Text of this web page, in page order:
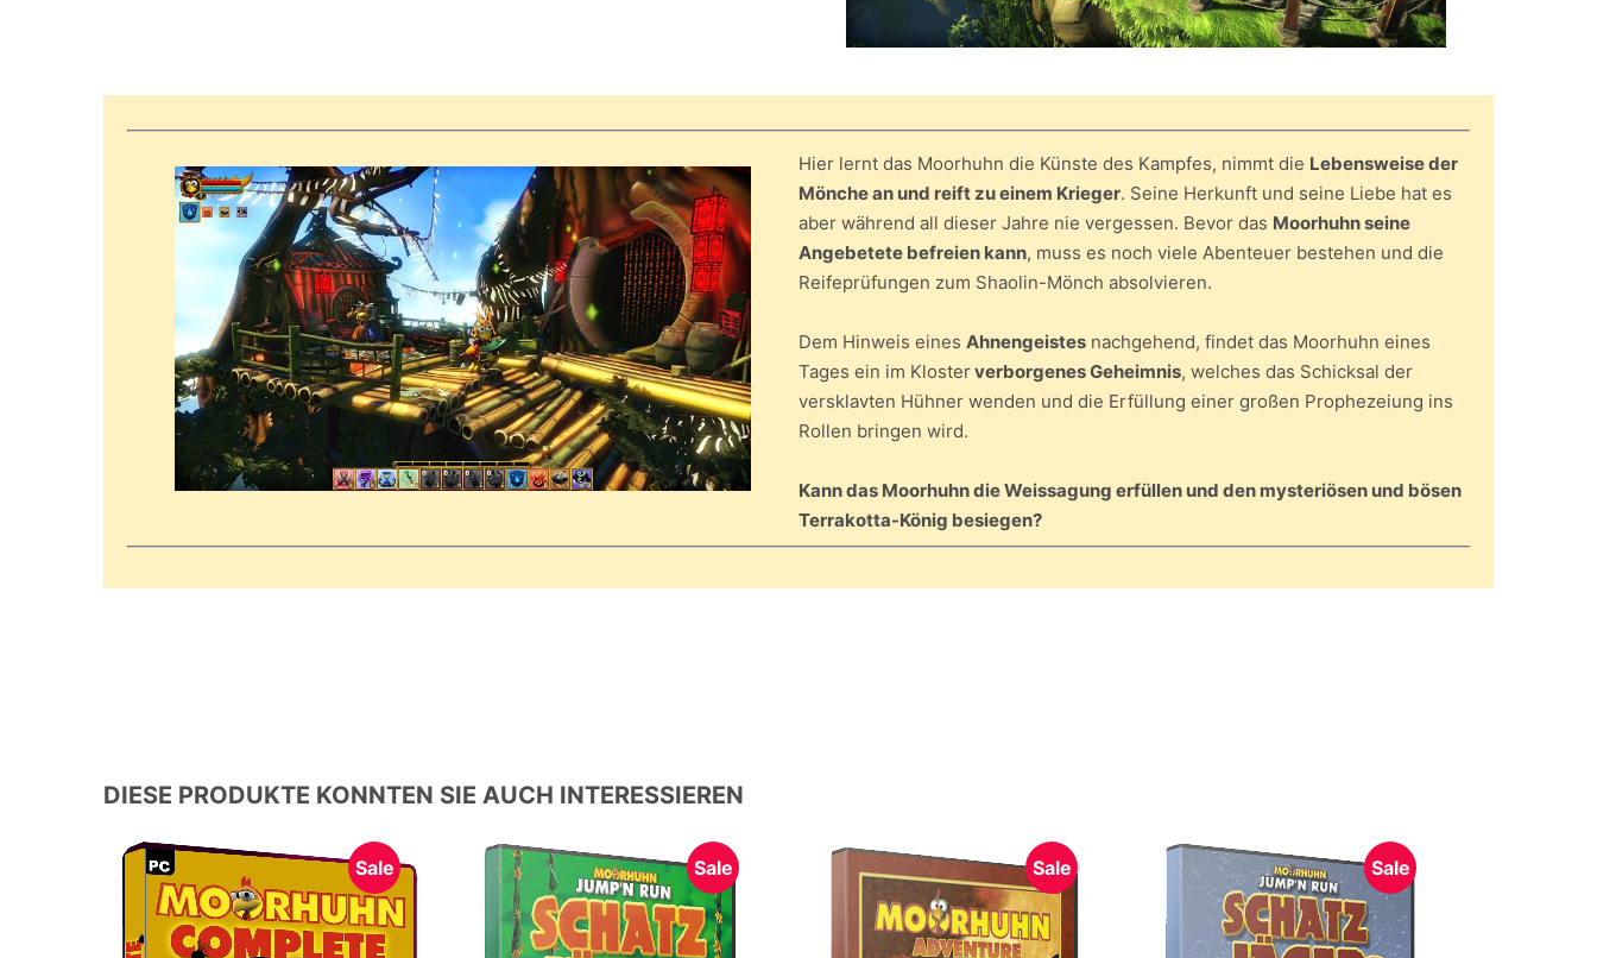
Hier lernt das Moorhuhn die Künste des Kampfes, nimmt die Lebensweise der
Mönche an und reift zu einem Krieger. Seine Herkunft und seine Liebe hat es
aber während all dieser Jahre nie vergessen. Bevor das Moorhuhn seine
Angebetete befreien kann, muss es noch viele Abenteuer bestehen und die
Reifeprüfungen zum Shaolin-Mönch absolvieren.
Dem Hinweis eines Ahnengeistes nachgehend, findet das Moorhuhn eines
Tages ein im Klosterverborgenes Geheimnis, welches das Schicksal der
versklavten Hühner wenden und die Erfüllung einer großen Prophezeiung ins
Rollen bringen wird.
Kann das Moorhuhn die Weissagung erfüllen und den mysteriösen und bösen
Terrakotta-König besiegen?
DIESE PRODUKTE KONNTEN SIE AUCH INTERESSIEREN
Sale Sale Sale Sale